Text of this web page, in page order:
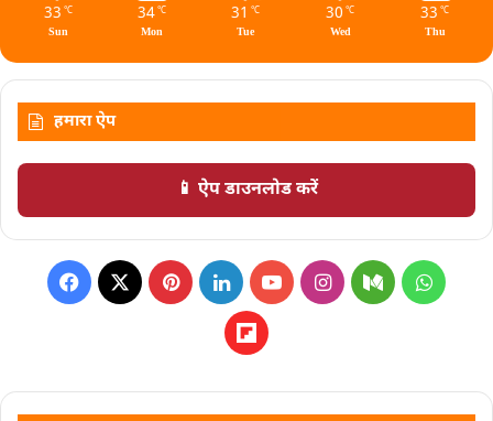
33 ℃
Sun
34 ℃
Mon
31 ℃
Tue
30 ℃
Wed
33 ℃
Thu
हमारा ऐप
📱 ऐप डाउनलोड करें